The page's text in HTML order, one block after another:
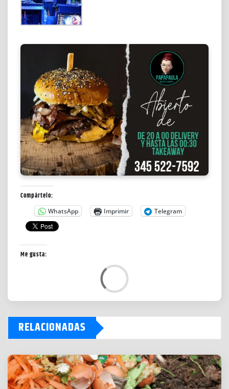
Compártelo:
WhatsApp Imprimir Telegram
Me gusta:
r
a
n
d
o
.
RELACIONADAS